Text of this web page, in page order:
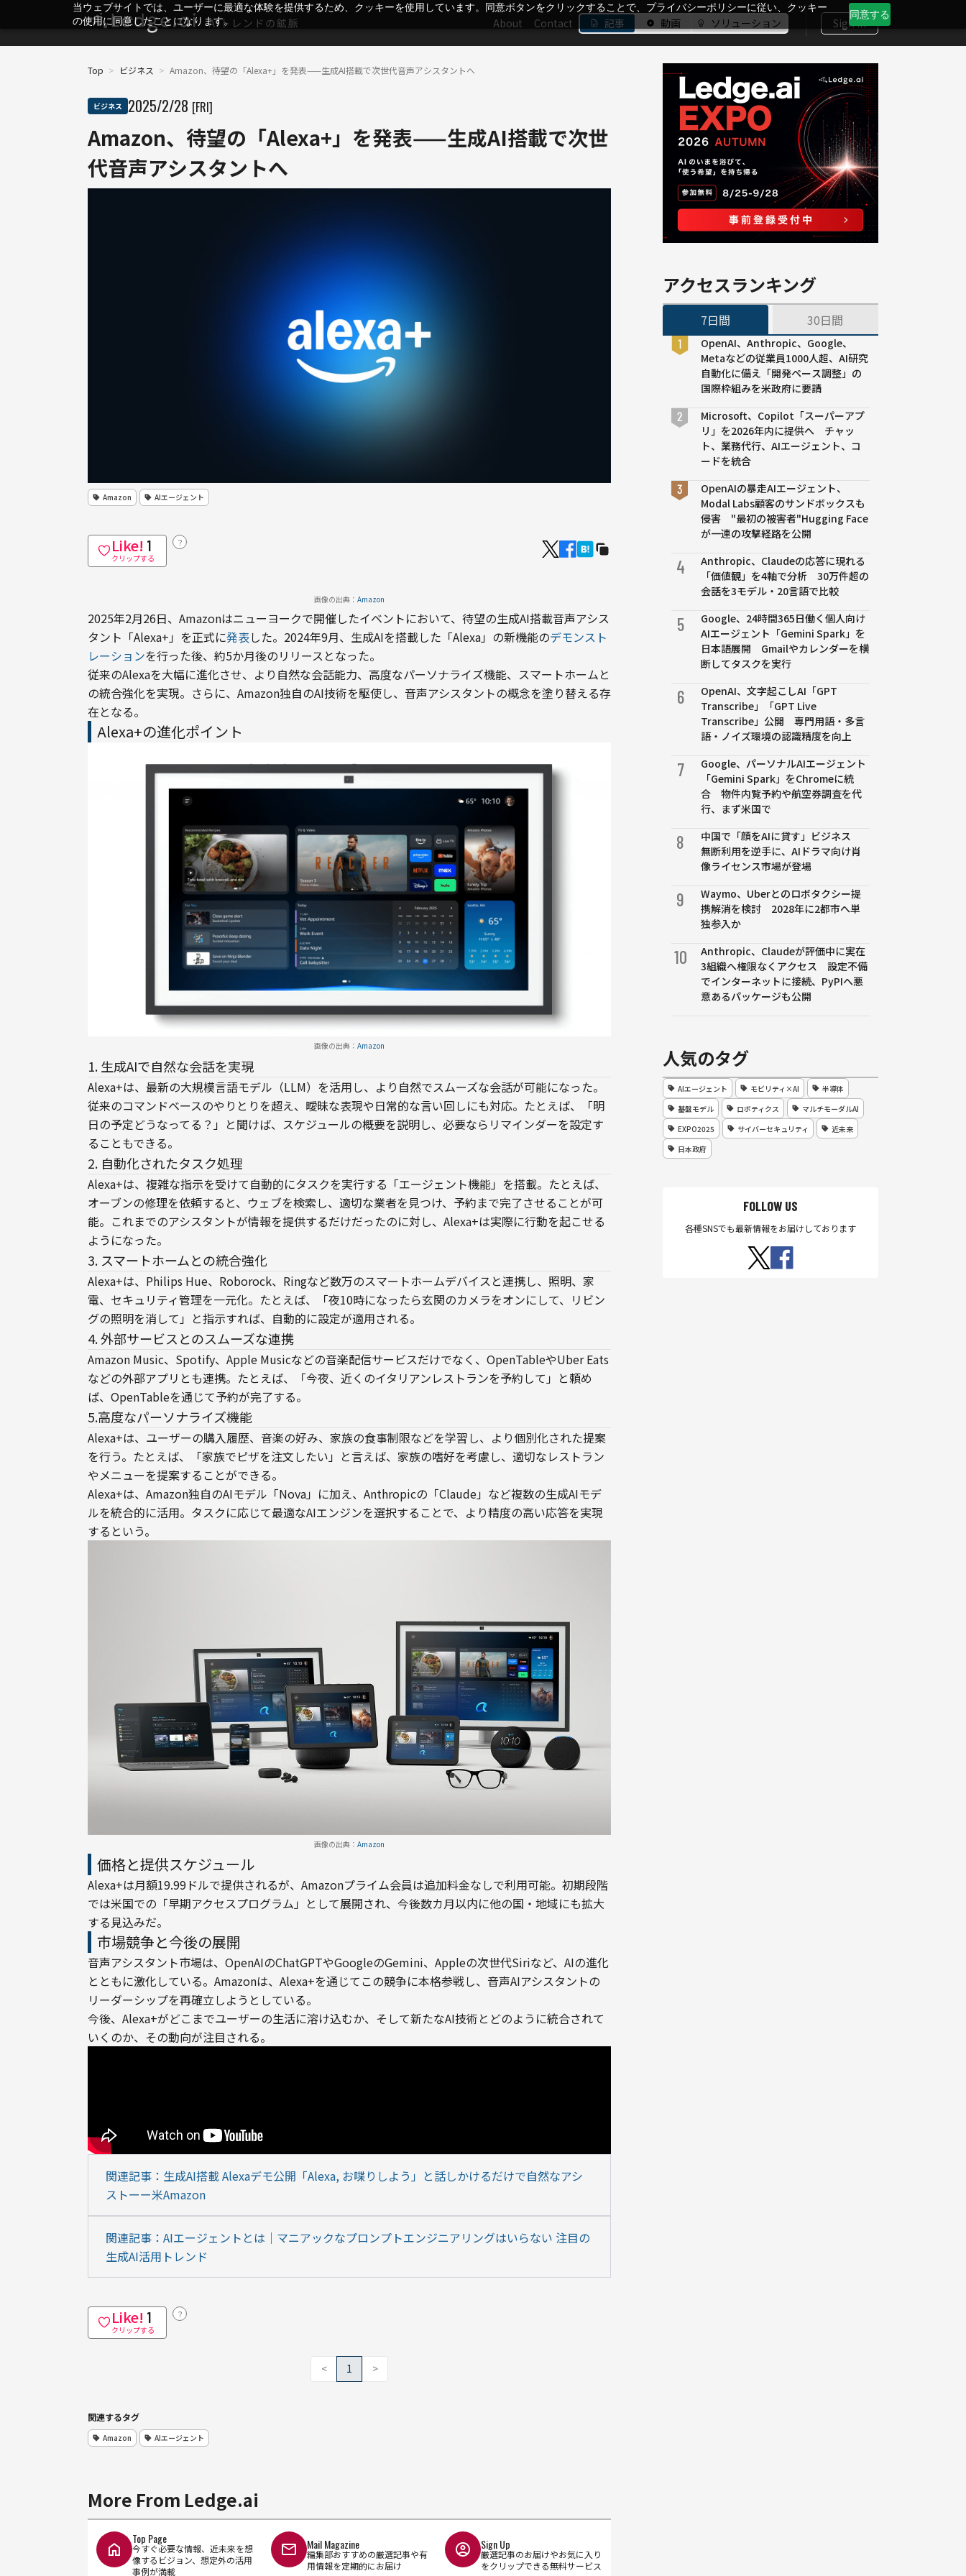
当ウェブサイトでは、ユーザーに最適な体験を提供するため、クッキーを使用しています。同意ボタンをクリックすることで、プライバシーポリシーに従い、クッキー
の使用に同意したことになります。
同意する
About Contact 記事 動画 ソリューション Sign In
Top > ビジネス > Amazon、待望の「Alexa+」を発表——生成AI搭載で次世代音声アシスタントへ
ビジネス 2025/2/28 [FRI]
Amazon、待望の「Alexa+」を発表——生成AI搭載で次世
代音声アシスタントへ
Amazon AIエージェント
Like! 1
クリップする
？
画像の出典： Amazon
2025年2月26日、Amazonはニューヨークで開催したイベントにおいて、待望の生成AI搭載音声アシス
タント「Alexa+」を正式に発表した。2024年9月、生成AIを搭載した「Alexa」の新機能のデモンスト
レーションを行った後、約5か月後のリリースとなった。
従来のAlexaを大幅に進化させ、より自然な会話能力、高度なパーソナライズ機能、スマートホームと
の統合強化を実現。さらに、Amazon独自のAI技術を駆使し、音声アシスタントの概念を塗り替える存
在となる。
Alexa+の進化ポイント
画像の出典： Amazon
1. 生成AIで自然な会話を実現
Alexa+は、最新の大規模言語モデル（LLM）を活用し、より自然でスムーズな会話が可能になった。
従来のコマンドベースのやりとりを超え、曖昧な表現や日常的な言い回しにも対応。たとえば、「明
日の予定どうなってる？」と聞けば、スケジュールの概要を説明し、必要ならリマインダーを設定す
ることもできる。
2. 自動化されたタスク処理
Alexa+は、複雑な指示を受けて自動的にタスクを実行する「エージェント機能」を搭載。たとえば、
オーブンの修理を依頼すると、ウェブを検索し、適切な業者を見つけ、予約まで完了させることが可
能。これまでのアシスタントが情報を提供するだけだったのに対し、Alexa+は実際に行動を起こせる
ようになった。
3. スマートホームとの統合強化
Alexa+は、Philips Hue、Roborock、Ringなど数万のスマートホームデバイスと連携し、照明、家
電、セキュリティ管理を一元化。たとえば、「夜10時になったら玄関のカメラをオンにして、リビン
グの照明を消して」と指示すれば、自動的に設定が適用される。
4. 外部サービスとのスムーズな連携
Amazon Music、Spotify、Apple Musicなどの音楽配信サービスだけでなく、OpenTableやUber Eats
などの外部アプリとも連携。たとえば、「今夜、近くのイタリアンレストランを予約して」と頼め
ば、OpenTableを通じて予約が完了する。
5.高度なパーソナライズ機能
Alexa+は、ユーザーの購入履歴、音楽の好み、家族の食事制限などを学習し、より個別化された提案
を行う。たとえば、「家族でピザを注文したい」と言えば、家族の嗜好を考慮し、適切なレストラン
やメニューを提案することができる。
Alexa+は、Amazon独自のAIモデル「Nova」に加え、Anthropicの「Claude」など複数の生成AIモデ
ルを統合的に活用。タスクに応じて最適なAIエンジンを選択することで、より精度の高い応答を実現
するという。
画像の出典： Amazon
価格と提供スケジュール
Alexa+は月額19.99ドルで提供されるが、Amazonプライム会員は追加料金なしで利用可能。初期段階
では米国での「早期アクセスプログラム」として展開され、今後数カ月以内に他の国・地域にも拡大
する見込みだ。
市場競争と今後の展開
音声アシスタント市場は、OpenAIのChatGPTやGoogleのGemini、Appleの次世代Siriなど、AIの進化
とともに激化している。Amazonは、Alexa+を通じてこの競争に本格参戦し、音声AIアシスタントの
リーダーシップを再確立しようとしている。
今後、Alexa+がどこまでユーザーの生活に溶け込むか、そして新たなAI技術とどのように統合されて
いくのか、その動向が注目される。
関連記事：生成AI搭載 Alexaデモ公開「Alexa, お喋りしよう」と話しかけるだけで自然なアシ
ストーー米Amazon
関連記事：AIエージェントとは｜マニアックなプロンプトエンジニアリングはいらない 注目の
生成AI活用トレンド
Like! 1
クリップする
？
< 1 >
関連するタグ
Amazon AIエージェント
More From Ledge.ai
Top Page
今すぐ必要な情報、近未来を想
像するビジョン、想定外の活用
事例が満載
Mail Magazine
編集部おすすめの厳選記事や有
用情報を定期的にお届け
Sign Up
厳選記事のお届けやお気に入り
をクリップできる無料サービス
アクセスランキング
7日間 30日間
OpenAI、Anthropic、Google、
Metaなどの従業員1000人超、AI研究
自動化に備え「開発ペース調整」の
国際枠組みを米政府に要請
Microsoft、Copilot「スーパーアプ
リ」を2026年内に提供へ チャッ
ト、業務代行、AIエージェント、コ
ードを統合
OpenAIの暴走AIエージェント、
Modal Labs顧客のサンドボックスも
侵害 "最初の被害者"Hugging Face
が一連の攻撃経路を公開
4
Anthropic、Claudeの応答に現れる
「価値観」を4軸で分析 30万件超の
会話を3モデル・20言語で比較
5
Google、24時間365日働く個人向け
AIエージェント「Gemini Spark」を
日本語展開 Gmailやカレンダーを横
断してタスクを実行
6
OpenAI、文字起こしAI「GPT
Transcribe」「GPT Live
Transcribe」公開 専門用語・多言
語・ノイズ環境の認識精度を向上
7
Google、パーソナルAIエージェント
「Gemini Spark」をChromeに統
合 物件内覧予約や航空券調査を代
行、まず米国で
8
中国で「顔をAIに貸す」ビジネス
無断利用を逆手に、AIドラマ向け肖
像ライセンス市場が登場
9
Waymo、Uberとのロボタクシー提
携解消を検討 2028年に2都市へ単
独参入か
10
Anthropic、Claudeが評価中に実在
3組織へ権限なくアクセス 設定不備
でインターネットに接続、PyPIへ悪
意あるパッケージも公開
人気のタグ
AIエージェント モビリティ×AI
半導体
基盤モデル
ロボティクス
マルチモーダルAI
EXPO2025
サイバーセキュリティ
近未来
日本政府
FOLLOW US
各種SNSでも最新情報をお届けしております